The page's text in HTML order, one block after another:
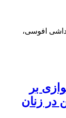
افوسی،
بر
در زنان